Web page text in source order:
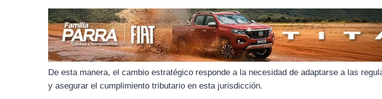
De esta manera, el cambio estratégico responde a la necesidad de adaptarse a las
y asegurar el cumplimiento tributario en esta jurisdicción.